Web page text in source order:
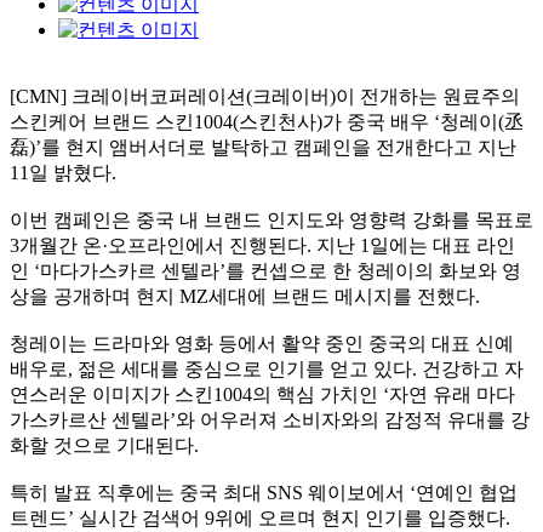
[CMN] 크레이버코퍼레이션(크레이버)이 전개하는 원료주의
스킨케어 브랜드 스킨1004(스킨천사)가 중국 배우 ‘청레이(丞
磊)’를 현지 앰버서더로 발탁하고 캠페인을 전개한다고 지난
11일 밝혔다.
이번 캠페인은 중국 내 브랜드 인지도와 영향력 강화를 목표로
3개월간 온·오프라인에서 진행된다. 지난 1일에는 대표 라인
인 ‘마다가스카르 센텔라’를 컨셉으로 한 청레이의 화보와 영
상을 공개하며 현지 MZ세대에 브랜드 메시지를 전했다.
청레이는 드라마와 영화 등에서 활약 중인 중국의 대표 신예
배우로, 젊은 세대를 중심으로 인기를 얻고 있다. 건강하고 자
연스러운 이미지가 스킨1004의 핵심 가치인 ‘자연 유래 마다
가스카르산 센텔라’와 어우러져 소비자와의 감정적 유대를 강
화할 것으로 기대된다.
특히 발표 직후에는 중국 최대 SNS 웨이보에서 ‘연예인 협업
트렌드’ 실시간 검색어 9위에 오르며 현지 인기를 입증했다.